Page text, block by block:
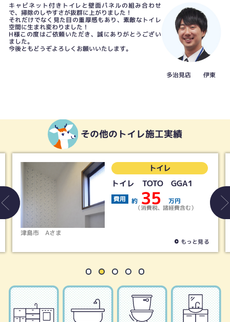
キャビネット付きトイレと壁面パネルの組み合わせ
で、掃除のしやすさが抜群に上がりました！
それだけでなく見た目の重厚感もあり、素敵なトイレ
空間に生まれ変わりました！
H様この度はご依頼いただき、誠にありがとうござい
ました。
今後ともどうぞよろしくお願いいたします。
多治見店 伊東
その他のトイレ施工実績
津島市 Aさま
トイレ
トイレ TOTO GGA1
費用 約 35 万円
（消費税、諸経費含む）
もっと見る